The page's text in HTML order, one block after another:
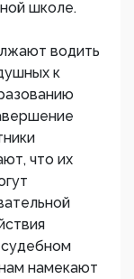
школе.
водить
к
что их
намекают